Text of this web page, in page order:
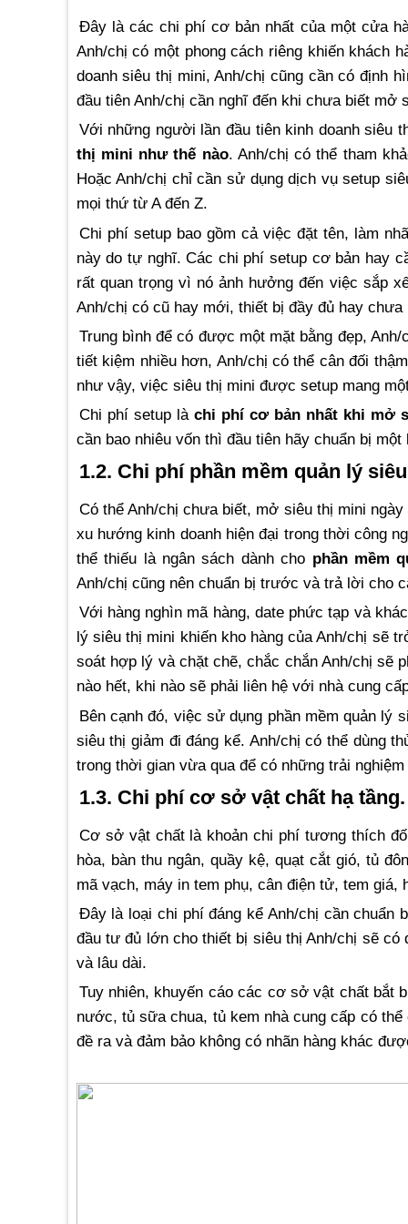
Đây là các chi phí cơ bản nhất của một cửa
Anh/chị có một phong cách riêng khiến khách
doanh siêu thị mini, Anh/chị cũng cần có định
đầu tiên Anh/chị cần nghĩ đến khi chưa biết mở
Với những người lần đầu tiên kinh doanh siêu
thị mini như thế nào. Anh/chị có thể tham
Hoặc Anh/chị chỉ cần sử dụng dịch vụ setup
mọi thứ từ A đến Z.
Chi phí setup bao gồm cả việc đặt tên, làm
này do tự nghĩ. Các chi phí setup cơ bản hay
rất quan trọng vì nó ảnh hưởng đến việc sắp
Anh/chị có cũ hay mới, thiết bị đầy đủ hay
Trung bình để có được một mặt bằng đẹp,
tiết kiệm nhiều hơn, Anh/chị có thể cân đối
như vậy, việc siêu thị mini được setup mang
Chi phí setup là chi phí cơ bản nhất khi mở
cần bao nhiêu vốn thì đầu tiên hãy chuẩn bị
1.2. Chi phí phần mềm quản lý
Có thể Anh/chị chưa biết, mở siêu thị mini
xu hướng kinh doanh hiện đại trong thời công
thể thiếu là ngân sách dành cho phần mềm
Anh/chị cũng nên chuẩn bị trước và trả lời cho
Với hàng nghìn mã hàng, date phức tạp và
lý siêu thị mini khiến kho hàng của Anh/chị sẽ
soát hợp lý và chặt chẽ, chắc chắn Anh/chị sẽ
nào hết, khi nào sẽ phải liên hệ với nhà cung
Bên cạnh đó, việc sử dụng phần mềm quản lý
siêu thị giảm đi đáng kể. Anh/chị có thể dùng
trong thời gian vừa qua để có những trải
1.3. Chi phí cơ sở vật chất hạ tầng.
Cơ sở vật chất là khoản chi phí tương thích
hòa, bàn thu ngân, quầy kệ, quạt cắt gió, tủ
mã vạch, máy in tem phụ, cân điện tử, tem giá,
Đây là loại chi phí đáng kể Anh/chị cần chuẩn
đầu tư đủ lớn cho thiết bị siêu thị Anh/chị sẽ
và lâu dài.
Tuy nhiên, khuyến cáo các cơ sở vật chất bắt
nước, tủ sữa chua, tủ kem nhà cung cấp có
đề ra và đảm bảo không có nhãn hàng khác